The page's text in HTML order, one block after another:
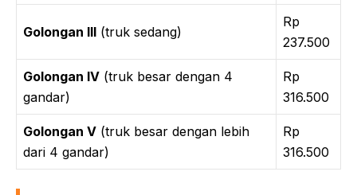
Golongan III (truk sedang)
Rp
237.500
Golongan IV (truk besar dengan 4
gandar)
Rp
316.500
Golongan V (truk besar dengan lebih
dari 4 gandar)
Rp
316.500